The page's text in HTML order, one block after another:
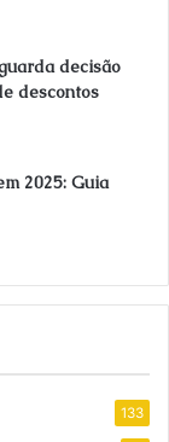
decisão
descontos
2025: Guia
133